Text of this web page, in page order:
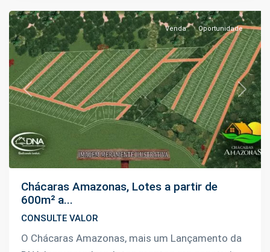
Previous Next
Venda Oportunidade
Chácaras Amazonas, Lotes a partir de
600m² a...
CONSULTE VALOR
O Chácaras Amazonas, mais um Lançamento da